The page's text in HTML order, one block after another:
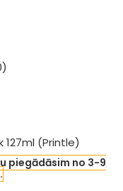
127ml (Printle)
piegādāsim no 3-9